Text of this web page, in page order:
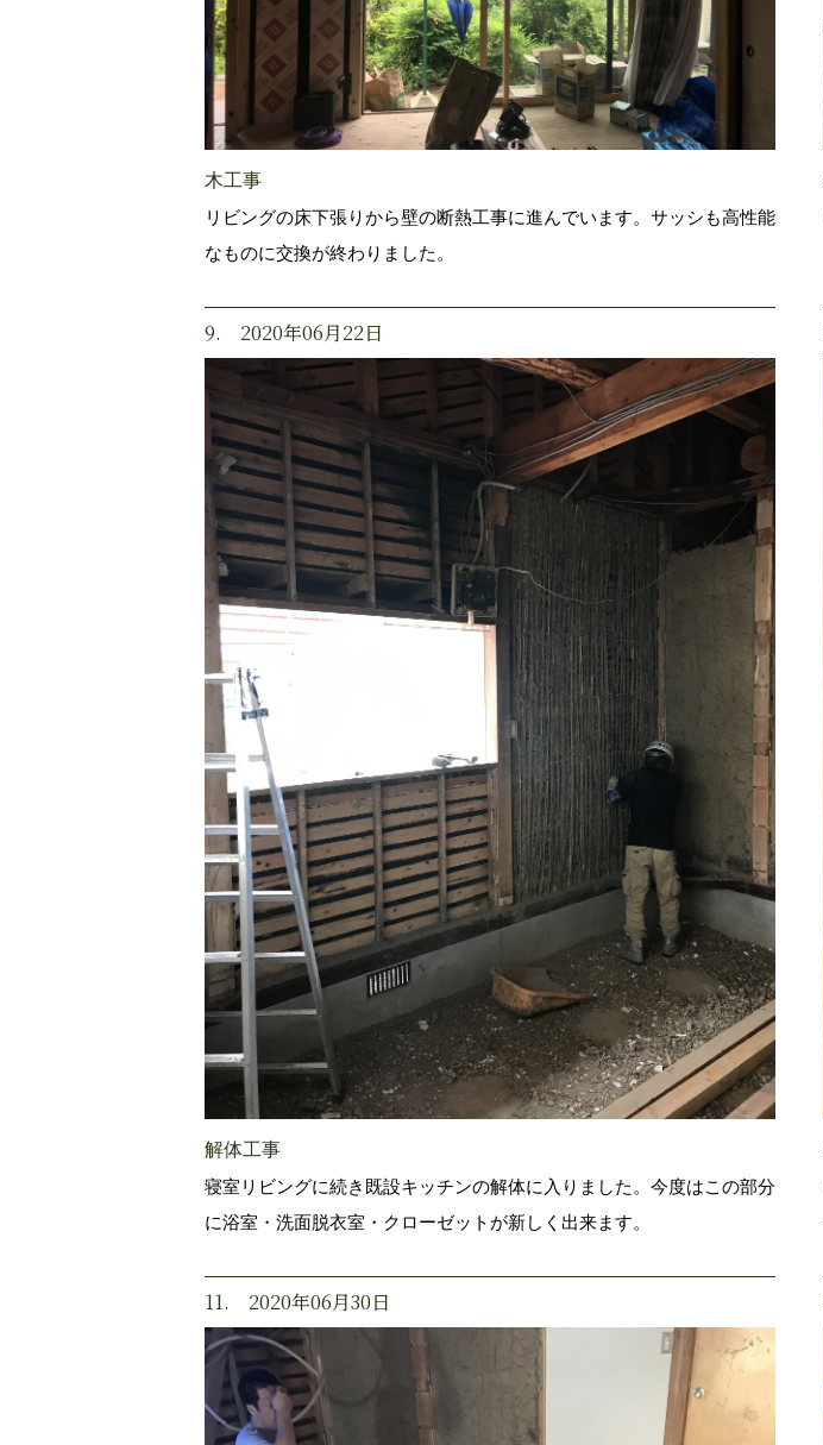
木工事
リビングの床下張りから壁の断熱工事に進んでいます。サッシも高性能
なものに交換が終わりました。
9. 2020年06月22日
解体工事
寝室リビングに続き既設キッチンの解体に入りました。今度はこの部分
に浴室・洗面脱衣室・クローゼットが新しく出来ます。
11. 2020年06月30日